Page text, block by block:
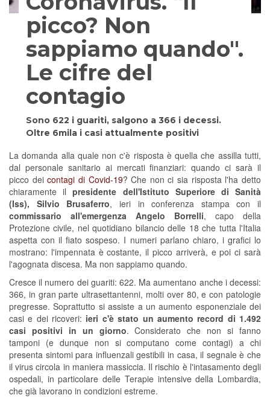
picco? Non
sappiamo quando".
Le cifre del
contagio
Sono 622 i guariti, salgono a 366 i decessi.
Oltre 6mila i casi attualmente positivi
La domanda alla quale non c'è risposta è quella che assilla tutti,
dal personale sanitario ai mercati finanziari: quando ci sarà il
picco deicontagi di Covid-19? Che non ci sia risposta l'ha detto
chiaramente il presidente dell'Istituto Superiore di Sanità
(Iss), Silvio Brusaferro, ieri in conferenza stampa con il
commissario all'emergenza Angelo Borrelli, capo della
Protezione civile, nel quotidiano bilancio delle 18 che tutta l'Italia
aspetta con il fiato sospeso. I numeri parlano chiaro, i grafici lo
mostrano: l'impennata è costante, il picco arriverà, e poi ci sarà
l'agognata discesa. Ma non sappiamo quando.
Cresce il numero dei guariti: 622. Ma aumentano anche i decessi:
366, in gran parte ultrasettantenni, molti over 80, e con patologie
pregresse. Soprattutto si assiste a un aumento esponenziale dei
casi e dei ricoveri: ieri c'è stato un aumento record di 1.492
casi positivi in un giorno. Considerato che non si fanno
tamponi (e dunque non si computano come contagi) a chi
presenta sintomi para influenzali gestibili in casa, il segnale è che
il virus circola in maniera massiccia. Il rischio è l'intasamento degli
ospedali, in particolare delle Terapie intensive della Lombardia,
che già lavorano in condizioni estreme.